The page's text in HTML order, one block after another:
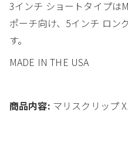
3インチ ショートタイプは
ポーチ向け、5インチ ロン
す。
MADE IN THE USA
商品内容: マリスクリップ